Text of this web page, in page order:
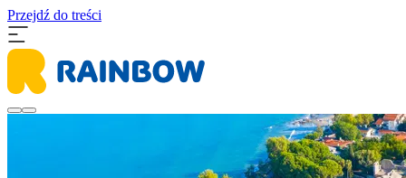
Przejdź do treści